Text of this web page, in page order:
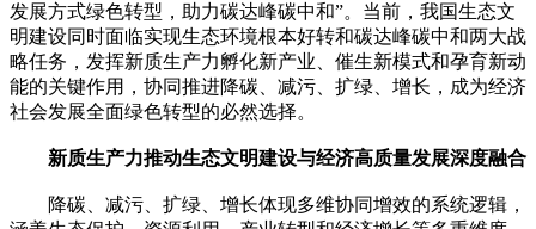
发展方式绿色转型，助力碳达峰碳中和”。当前，我国生态文
明建设同时面临实现生态环境根本好转和碳达峰碳中和两大战
略任务，发挥新质生产力孵化新产业、催生新模式和孕育新动
能的关键作用，协同推进降碳、减污、扩绿、增长，成为经济
社会发展全面绿色转型的必然选择。
新质生产力推动生态文明建设与经济高质量发展深度融合
降碳、减污、扩绿、增长体现多维协同增效的系统逻辑，